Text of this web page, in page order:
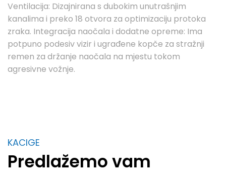
Ventilacija: Dizajnirana s dubokim unutrašnjim
kanalima i preko 18 otvora za optimizaciju protoka
zraka. Integracija naočala i dodatne opreme: Ima
potpuno podesiv vizir i ugrađene kopče za stražnji
remen za držanje naočala na mjestu tokom
agresivne vožnje.
KACIGE
Predlažemo vam